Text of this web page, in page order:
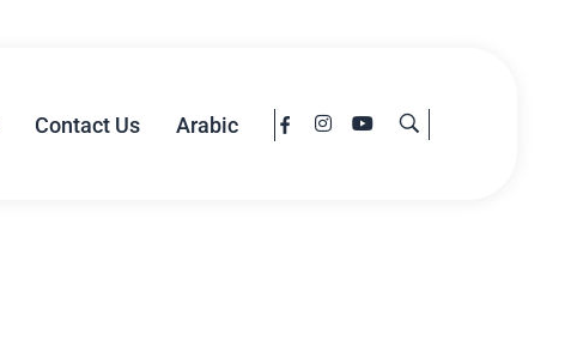
Contact Us Arabic